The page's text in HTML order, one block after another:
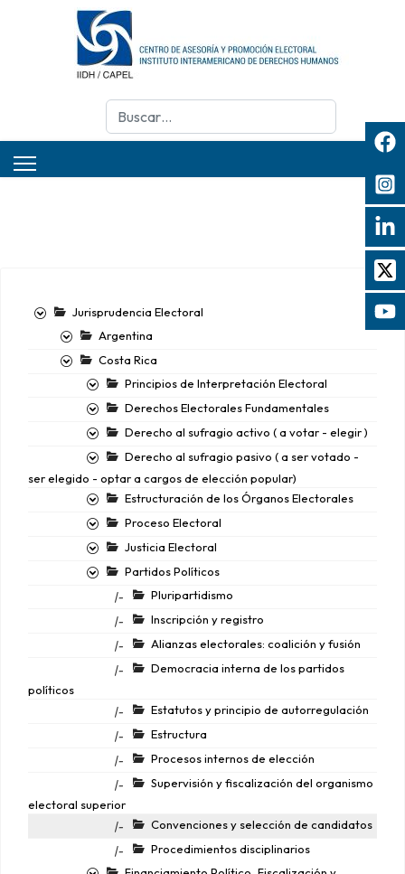
Buscar
Jurisprudencia Electoral
Argentina
Costa Rica
Principios de Interpretación Electoral
Derechos Electorales Fundamentales
Derecho al sufragio activo ( a votar - elegir )
Derecho al sufragio pasivo ( a ser votado -
ser elegido - optar a cargos de elección popular)
Estructuración de los Órganos Electorales
Proceso Electoral
Justicia Electoral
Partidos Políticos
|-
Pluripartidismo
|-
Inscripción y registro
|-
Alianzas electorales: coalición y fusión
|-
Democracia interna de los partidos
políticos
|-
Estatutos y principio de autorregulación
|-
Estructura
|-
Procesos internos de elección
|-
Supervisión y fiscalización del organismo
electoral superior
|-
Convenciones y selección de candidatos
|-
Procedimientos disciplinarios